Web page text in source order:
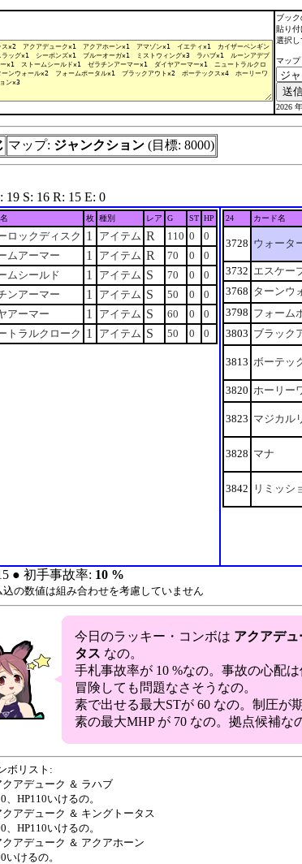
ブッ
貼り
選択し
マップ
2026
マップ: ジャンクション (目標: 8000)
S: 16 R: 15 E: 0
枚 種別 レア G ST HP
ロックディスク 1 アイテム R 110 0
0
ムアーマー 1 アイテム R 70 0
0
ムシールド 1 アイテム S 70 0
0
ンアーマー 1 アイテム S 50 0
0
アーマー 1 アイテム S 60 0
0
トラルクローク 1 アイテム S 50 0 0
24 カード名
3728 ウォータ
3732 エスケー
3768 ターンウ
3798 フォーム
3803 ブラック
3813 ボーテッ
3820 ホーリー
3823 マジカル
3828 マナ
3842 リミッシ
● 初手事故率: 10 %
の数値は組み合わせを考慮していません
今日のラッキー・コンボは アクアデ
タス なの。
手札事故率が 10 %なの。事故の心配
冒険しても問題なさそうなの。
素で出せる最大STが 60 なの。制圧が
素の最大MHP が 70 なの。拠点候補な
ボリスト:
クアデューク ＆ ラハブ
、HP110いけるの。
クアデューク ＆ キングトータス
、HP110いけるの。
クアデューク ＆ アクアホーン
いけるの。